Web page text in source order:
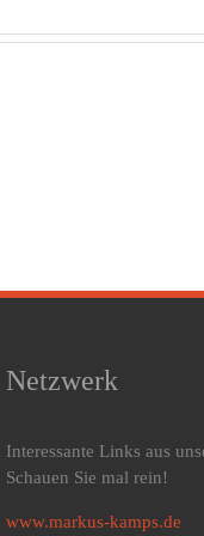
Netzwerk
Interessante Links aus
Schauen Sie mal rein!
www.markus-kamps.de